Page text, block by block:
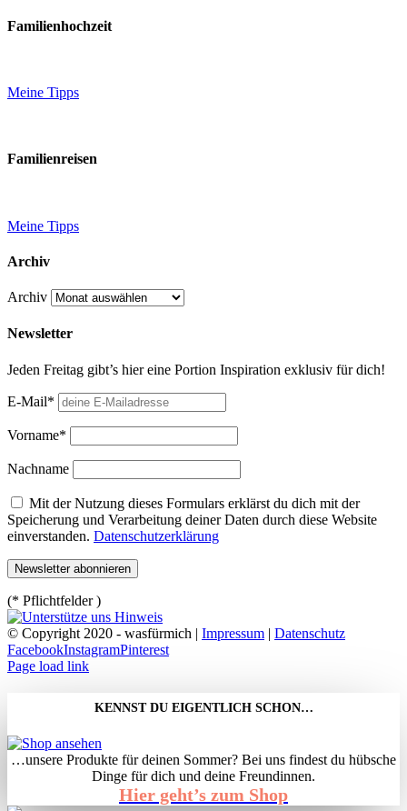
Familienhochzeit
Meine Tipps
Familienreisen
Meine Tipps
Archiv
Archiv
Newsletter
Jeden Freitag gibt’s hier eine Portion Inspiration exklusiv für dich!
E-Mail*
Vorname*
Nachname
Mit der Nutzung dieses Formulars erklärst du dich mit der
Speicherung und Verarbeitung deiner Daten durch diese Website
einverstanden. Datenschutzerklärung
(* Pflichtfelder )
© Copyright 2020 - wasfürmich | Impressum | Datenschutz
FacebookInstagramPinterest
Page load link
KENNST DU EIGENTLICH SCHON…
…unsere Produkte für deinen Sommer? Bei uns findest du hübsche
Dinge für dich und deine Freundinnen.
Hier geht’s zum Shop